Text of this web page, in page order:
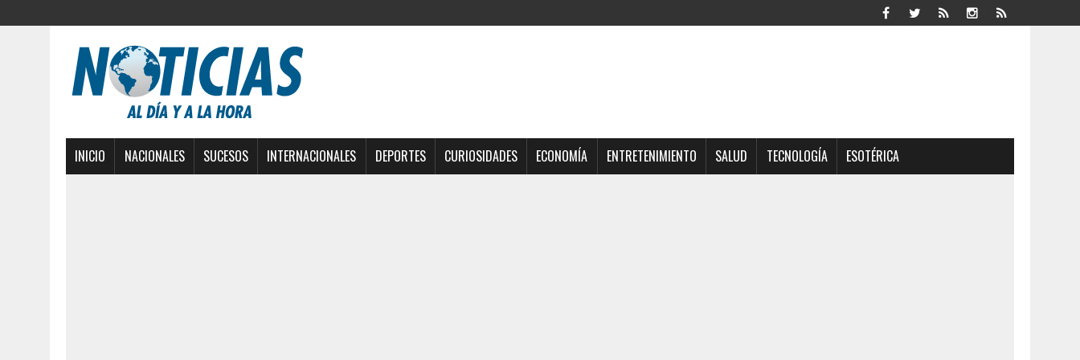
INICIO NACIONALES SUCESOS INTERNACIONALES DEPORTES CURIOSIDADES ECONOMÍA ENTRETENIMIENTO SALUD TECNOLOGÍA ESOTÉRICA